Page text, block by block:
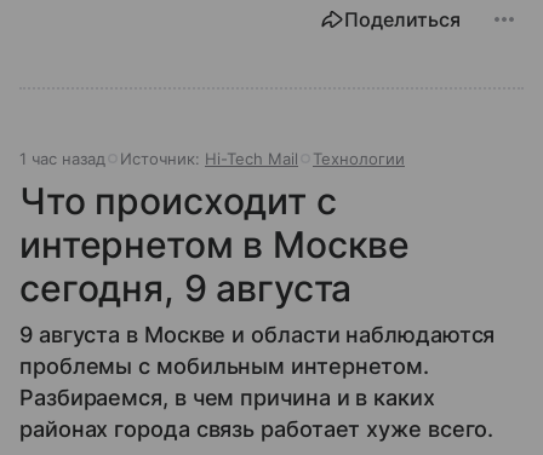
Поделиться
1 час назад Источник: Hi-Tech Mail Технологии
Что происходит с
интернетом в Москве
сегодня, 9 августа
9 августа в Москве и области наблюдаются
проблемы с мобильным интернетом.
Разбираемся, в чем причина и в каких
районах города связь работает хуже всего.